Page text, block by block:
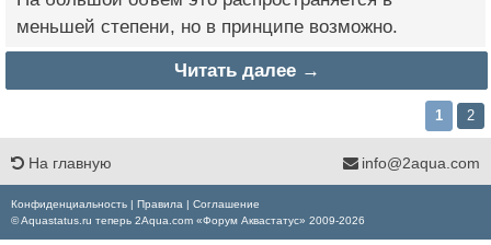
меньшей степени, но в принципе возможно.
Читать далее →
1 2
На главную info@2aqua.com
Конфиденциальность | Правила | Соглашение
© Aquastatus.ru теперь 2Aqua.com «Форум Аквастатус» 2009-2026